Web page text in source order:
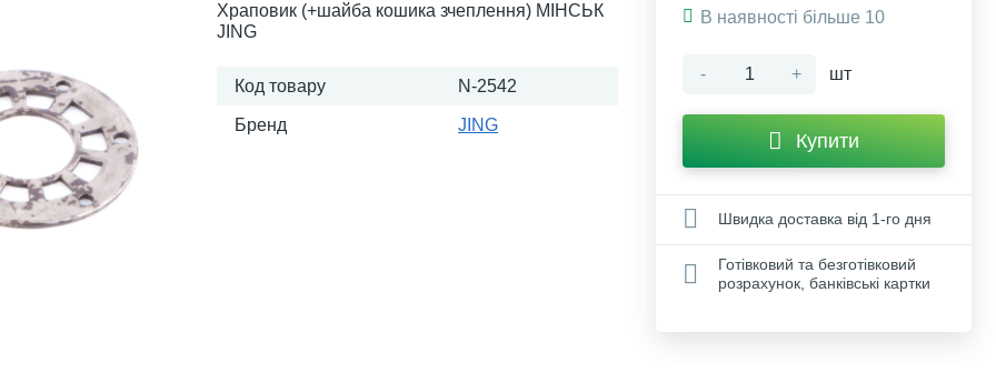
Храповик (+шайба кошика зчеплення) МІНСЬК
JING
Код товару N-2542
Бренд JING
В наявності більше 10
- + шт
Купити
Швидка доставка від 1-го дня
Готівковий та безготівковий
розрахунок, банківські картки